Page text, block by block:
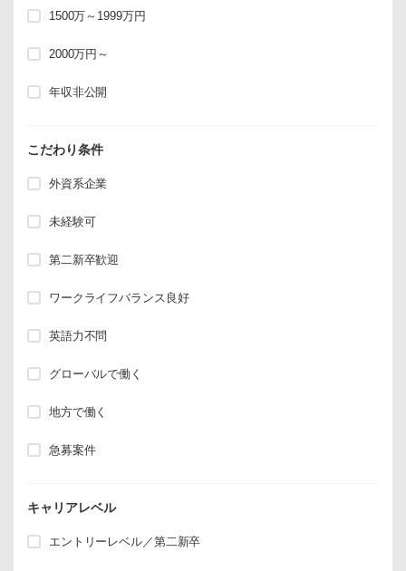
1500万～1999万円
2000万円～
年収非公開
こだわり条件
外資系企業
未経験可
第二新卒歓迎
ワークライフバランス良好
英語力不問
グローバルで働く
地方で働く
急募案件
キャリアレベル
エントリーレベル／第二新卒